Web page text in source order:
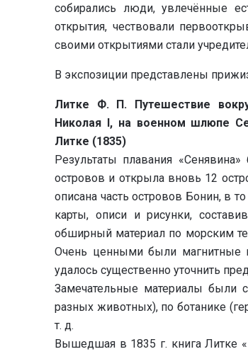
собирались люди, увлечённые
открытия, чествовали
своими открытиями стали
В экспозиции представлены
Литке Ф. П. Путешествие
Николая I, на военном шлюпе
Литке (1835)
Результаты плавания
островов и открыла вновь 12
описана часть островов Бонин, в
карты, описи и рисунки,
обширный материал по морским
Очень ценными были магнитные
удалось существенно уточнить
Замечательные материалы были
разных животных), по ботанике
т. д.
Вышедшая в 1835 г. книга Литке